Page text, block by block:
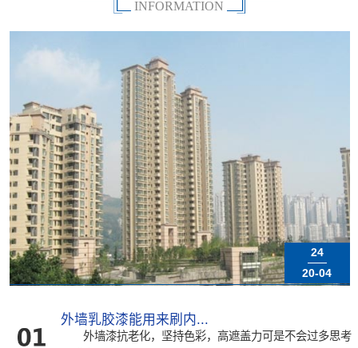
INFORMATION
24
20-04
外墙乳胶漆能用来刷内...
外墙漆抗老化，坚持色彩，高遮盖力可是不会过多思考